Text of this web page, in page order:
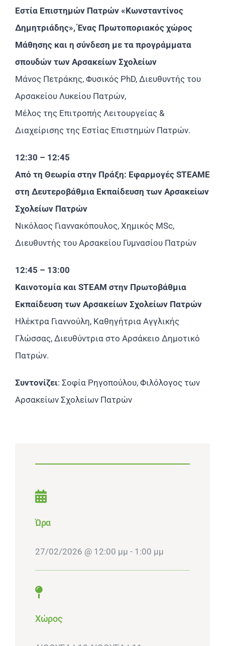
Εστία Επιστημών Πατρών «Κωνσταντίνος
Δημητριάδης», Ένας Πρωτοποριακός χώρος
Μάθησης και η σύνδεση με τα προγράμματα
σπουδών των Αρσακείων Σχολείων
Μάνος Πετράκης, Φυσικός PhD, Διευθυντής του
Αρσακείου Λυκείου Πατρών,
Μέλος της Επιτροπής Λειτουργείας &
Διαχείρισης της Εστίας Επιστημών Πατρών.
12:30 – 12:45
Από τη Θεωρία στην Πράξη: Εφαρμογές STEAME
στη Δευτεροβάθμια Εκπαίδευση των Αρσακείων
Σχολείων Πατρών
Νικόλαος Γιαννακόπουλος, Χημικός MSc,
Διευθυντής του Αρσακείου Γυμνασίου Πατρών
12:45 – 13:00
Καινοτομία και STEAM στην Πρωτοβάθμια
Εκπαίδευση των Αρσακείων Σχολείων Πατρών
Ηλέκτρα Γιαννούλη, Καθηγήτρια Αγγλικής
Γλώσσας, Διευθύντρια στο Αρσάκειο Δημοτικό
Πατρών.
Συντονίζει: Σοφία Ρηγοπούλου, Φιλόλογος των
Αρσακείων Σχολείων Πατρών
Ώρα
27/02/2026 @ 12:00 μμ - 1:00 μμ
Χώρος